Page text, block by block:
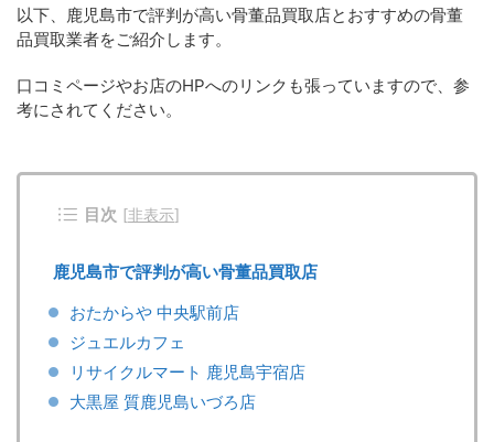
以下、鹿児島市で評判が高い骨董品買取店とおすすめの骨董
品買取業者をご紹介します。
口コミページやお店のHPへのリンクも張っていますので、参
考にされてください。
目次 [非表示]
鹿児島市で評判が高い骨董品買取店
おたからや 中央駅前店
ジュエルカフェ
リサイクルマート 鹿児島宇宿店
大黒屋 質鹿児島いづろ店